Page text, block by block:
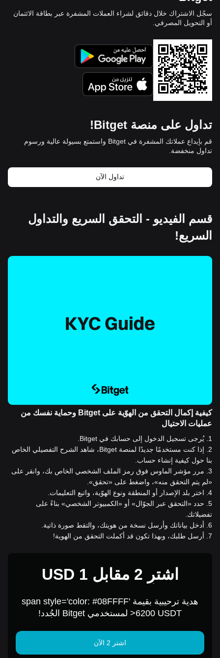
سجّل الاشتراك خلال دقائق لشراء العملات المشفرة عبر بطاقة الائتمان
أو التحويل المصرفي.
تداول على منصة Bitget!
قم بإيداع عملاتك المشفرة في Bitget واستمتع بسيولة عالية ورسوم
تداول منخفضة.
تداول الآن
قسم الفيديو - التحقق السريع والتداول
السريع!
كيفية إكمال التحقق من الهوّية على Bitget وحماية نفسك من
عمليات الاحتيال
1
.يُرجى تسجيل الدخول إلى حسابك في Bitget.
2
إذا كنت مستخدمًا جديدًا لمنصة Bitget، شاهد الشرح التفصيلي الخاص
بنا حول كيفية إنشاء حساب.
3 مرر مؤشر الماوس فوق رمز الملف الشخصي الخاص بك، وانقر على
«لم يتم التحقق منه»، واضغط على «تحقق».
4 اختر بلد الإصدار أو المنطقة ونوع الهوّية، واتبع التعليمات.
5 حدد «التحقق عبر الجوّال» أو «الكمبيوتر الشخصي» بناءً على
تفضيلاتك.
6 أدخل بياناتك وأرسل نسخة من هويتك، والتقط صورة ذاتية.
7 أرسل طلبك، وبهذا تكون قد أكملت التحقق من الهوية!
اشترِ 2 مقابل 1 USD
هدية ترحيبية بقيمة span style='color: #08FFFF'
>6200 USDT لمستخدمي Bitget الجُدد!
اشتر 2 الآن